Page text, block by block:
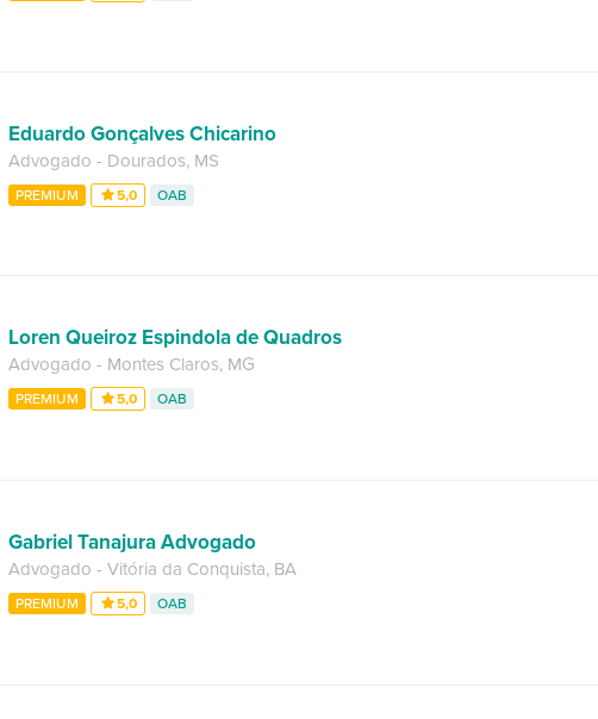
Eduardo Gonçalves Chicarino
Advogado - Dourados, MS
PREMIUM 5,0 OAB
Loren Queiroz Espindola de Quadros
Advogado - Montes Claros, MG
PREMIUM 5,0 OAB
Gabriel Tanajura Advogado
Advogado - Vitória da Conquista, BA
PREMIUM 5,0 OAB